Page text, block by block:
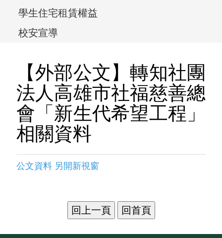
學生住宅租賃權益
校安宣導
【外部公文】轉知社團
法人高雄市社福慈善總
會「新生代希望工程」
相關資料
公文資料 另開新視窗